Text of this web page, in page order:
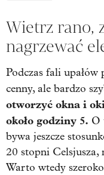
Wietrz rano,
nagrzewać
Podczas fali
cenny, ale bardzo
otworzyć okna i
około godziny 5. O
bywa jeszcze
20 stopni Celsjusza,
Warto wtedy